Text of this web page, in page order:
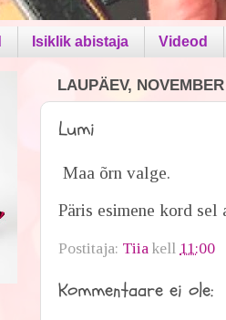
Isiklik abistaja Videod
LAUPÄEV,
Lumi
Maa õrn valge.
Päris esimene kord
Postitaja: Tiia kell 11:00
Kommentaare ei ole: